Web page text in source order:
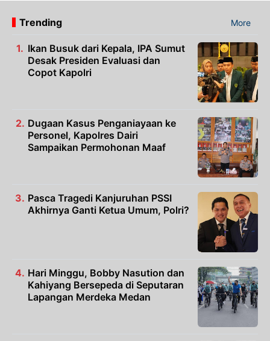
Trending More
Ikan Busuk dari Kepala, IPA Sumut
Desak Presiden Evaluasi dan
Copot Kapolri
Dugaan Kasus Penganiayaan ke
Personel, Kapolres Dairi
Sampaikan Permohonan Maaf
Pasca Tragedi Kanjuruhan PSSI
Akhirnya Ganti Ketua Umum, Polri?
Hari Minggu, Bobby Nasution dan
Kahiyang Bersepeda di Seputaran
Lapangan Merdeka Medan